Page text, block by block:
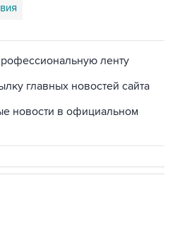
ленту
главных новостей сайта
новости в официальном